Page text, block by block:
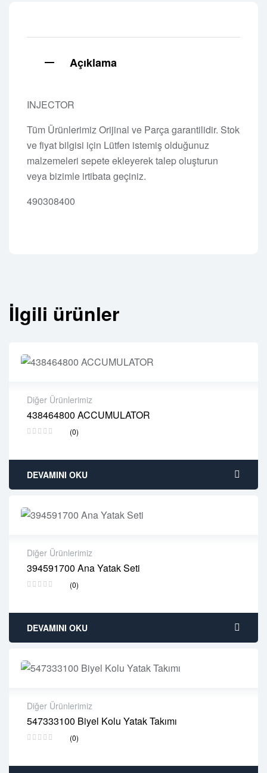
Açıklama
INJECTOR
Tüm Ürünlerimiz Orijinal ve Parça garantilidir. Stok
ve fiyat bilgisi için Lütfen istemiş olduğunuz
malzemeleri sepete ekleyerek talep oluşturun
veya bizimle irtibata geçiniz.
490308400
İlgili ürünler
Diğer Ürünlerimiz
438464800 ACCUMULATOR
(0)
2 years warranty
Delivery time: 1-2 business days
DEVAMINI OKU
Diğer Ürünlerimiz
394591700 Ana Yatak Seti
(0)
2 years warranty
Delivery time: 1-2 business days
DEVAMINI OKU
Diğer Ürünlerimiz
547333100 Biyel Kolu Yatak Takımı
(0)
2 years warranty
Delivery time: 1-2 business days